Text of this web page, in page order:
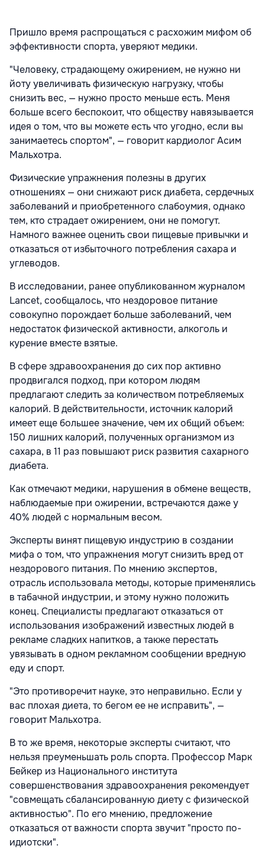
Пришло время распрощаться с расхожим мифом об
эффективности спорта, уверяют медики.
"Человеку, страдающему ожирением, не нужно ни
йоту увеличивать физическую нагрузку, чтобы
снизить вес, — нужно просто меньше есть. Меня
больше всего беспокоит, что обществу навязывается
идея о том, что вы можете есть что угодно, если вы
занимаетесь спортом", — говорит кардиолог Асим
Мальхотра.
Физические упражнения полезны в других
отношениях — они снижают риск диабета, сердечных
заболеваний и приобретенного слабоумия, однако
тем, кто страдает ожирением, они не помогут.
Намного важнее оценить свои пищевые привычки и
отказаться от избыточного потребления сахара и
углеводов.
В исследовании, ранее опубликованном журналом
Lancet, сообщалось, что нездоровое питание
совокупно порождает больше заболеваний, чем
недостаток физической активности, алкоголь и
курение вместе взятые.
В сфере здравоохранения до сих пор активно
продвигался подход, при котором людям
предлагают следить за количеством потребляемых
калорий. В действительности, источник калорий
имеет еще большее значение, чем их общий объем:
150 лишних калорий, полученных организмом из
сахара, в 11 раз повышают риск развития сахарного
диабета.
Как отмечают медики, нарушения в обмене веществ,
наблюдаемые при ожирении, встречаются даже у
40% людей с нормальным весом.
Эксперты винят пищевую индустрию в создании
мифа о том, что упражнения могут снизить вред от
нездорового питания. По мнению экспертов,
отрасль использовала методы, которые применялись
в табачной индустрии, и этому нужно положить
конец. Специалисты предлагают отказаться от
использования изображений известных людей в
рекламе сладких напитков, а также перестать
увязывать в одном рекламном сообщении вредную
еду и спорт.
"Это противоречит науке, это неправильно. Если у
вас плохая диета, то бегом ее не исправить", —
говорит Мальхотра.
В то же время, некоторые эксперты считают, что
нельзя преуменьшать роль спорта. Профессор Марк
Бейкер из Национального института
совершенствования здравоохранения рекомендует
"совмещать сбалансированную диету с физической
активностью". По его мнению, предложение
отказаться от важности спорта звучит "просто по-
идиотски".